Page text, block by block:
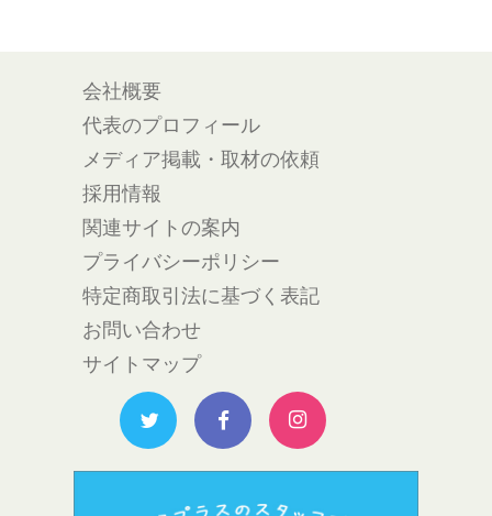
会社概要
代表のプロフィール
メディア掲載・取材の依頼
採用情報
関連サイトの案内
プライバシーポリシー
特定商取引法に基づく表記
お問い合わせ
サイトマップ